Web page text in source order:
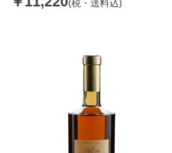
(税・送料込)